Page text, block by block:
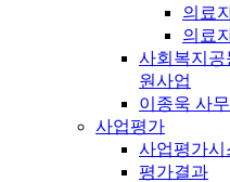
의료
의료
사회복지공
원사업
이종욱 사
사업평가
사업평가시
평가결과